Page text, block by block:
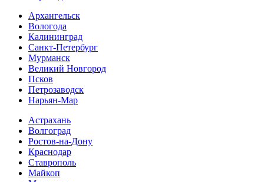
Архангельск
Вологода
Калининград
Санкт-Петербург
Мурманск
Великий Новгород
Псков
Петрозаводск
Нарьян-Мар
Астрахань
Волгоград
Ростов-на-Дону
Краснодар
Ставрополь
Майкоп